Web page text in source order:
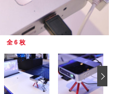
全 6 枚